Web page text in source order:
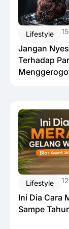
Lifestyle
Jangan
Terhadap
Lifestyle
Ini Dia Cara
Sampe